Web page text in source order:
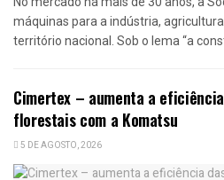
máquinas para a indústria,
território nacional. Sob o lema “a
Cimertex – aumenta a
florestais com a Komatsu
5 DE AGOSTO, 2026